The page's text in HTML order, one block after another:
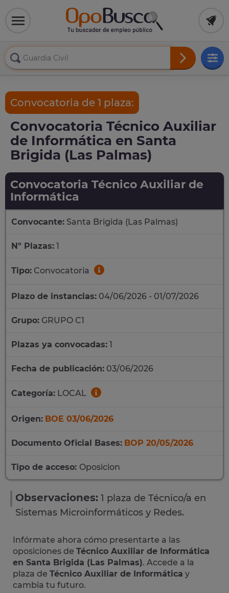
Convocatoria de 1 plaza:
Convocatoria Técnico Auxiliar
de Informática en Santa
Brigida (Las Palmas)
Convocatoria Técnico Auxiliar de
Informática
Convocante: Santa Brigida (Las Palmas)
Nº Plazas: 1
Tipo: Convocatoria
Plazo de instancias: 04/06/2026 - 01/07/2026
Grupo: GRUPO C1
Plazas ya convocadas: 1
Fecha de publicación: 03/06/2026
Categoría: LOCAL
Origen: BOE 03/06/2026
Documento Oficial Bases: BOP 20/05/2026
Tipo de acceso: Oposicion
Observaciones: 1 plaza de Técnico/a en
Sistemas Microinformáticos y Redes.
Infórmate ahora cómo presentarte a las
oposiciones de Técnico Auxiliar de Informática
en Santa Brigida (Las Palmas). Accede a la
plaza de Técnico Auxiliar de Informática y
cambia tu futuro.